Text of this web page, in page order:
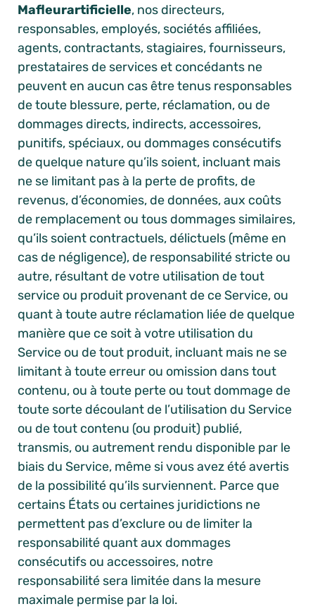
Mafleurartificielle, nos directeurs,
responsables, employés, sociétés affiliées,
agents, contractants, stagiaires, fournisseurs,
prestataires de services et concédants ne
peuvent en aucun cas être tenus responsables
de toute blessure, perte, réclamation, ou de
dommages directs, indirects, accessoires,
punitifs, spéciaux, ou dommages consécutifs
de quelque nature qu’ils soient, incluant mais
ne se limitant pas à la perte de profits, de
revenus, d’économies, de données, aux coûts
de remplacement ou tous dommages similaires,
qu’ils soient contractuels, délictuels (même en
cas de négligence), de responsabilité stricte ou
autre, résultant de votre utilisation de tout
service ou produit provenant de ce Service, ou
quant à toute autre réclamation liée de quelque
manière que ce soit à votre utilisation du
Service ou de tout produit, incluant mais ne se
limitant à toute erreur ou omission dans tout
contenu, ou à toute perte ou tout dommage de
toute sorte découlant de l’utilisation du Service
ou de tout contenu (ou produit) publié,
transmis, ou autrement rendu disponible par le
biais du Service, même si vous avez été avertis
de la possibilité qu’ils surviennent. Parce que
certains États ou certaines juridictions ne
permettent pas d’exclure ou de limiter la
responsabilité quant aux dommages
consécutifs ou accessoires, notre
responsabilité sera limitée dans la mesure
maximale permise par la loi.